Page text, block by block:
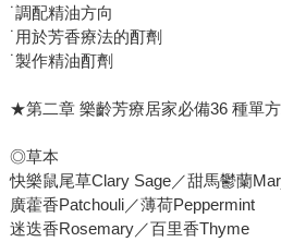
˙調配精油方向
˙用於芳香療法的酊劑
˙製作精油酊劑
★第二章 樂齡芳療居家必備36 種單
◎草本
快樂鼠尾草Clary Sage／甜馬鬱蘭
廣藿香Patchouli／薄荷Peppermint
迷迭香Rosemary／百里香Thyme